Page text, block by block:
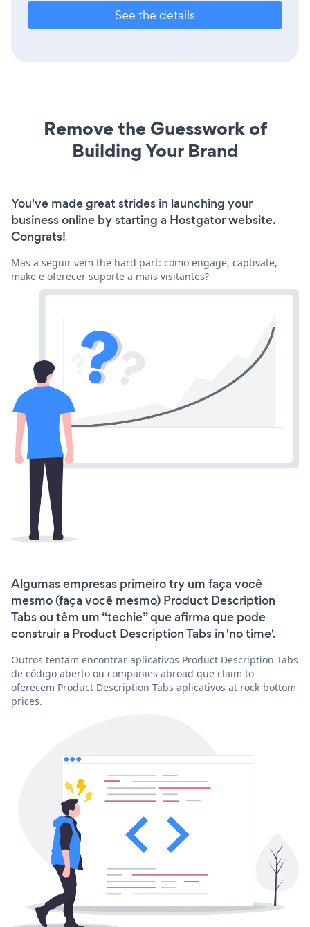
See the details
Remove the Guesswork of
Building Your Brand
You've made great strides in launching your
business online by starting a Hostgator website.
Congrats!
Mas a seguir vem the hard part: como engage, captivate,
make e oferecer suporte a mais visitantes?
Algumas empresas primeiro try um faça você
mesmo (faça você mesmo) Product Description
Tabs ou têm um “techie” que afirma que pode
construir a Product Description Tabs in 'no time'.
Outros tentam encontrar aplicativos Product Description Tabs
de código aberto ou companies abroad que claim to
oferecem Product Description Tabs aplicativos at rock-bottom
prices.